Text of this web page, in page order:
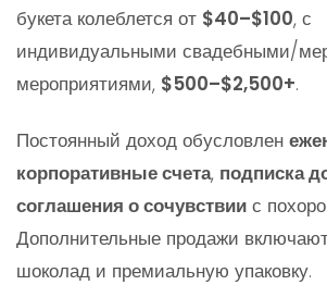
букета колеблется от $40–$100, с
индивидуальными свадебными/
мероприятиями, $500–$2,500+.
Постоянный доход обусловлен
корпоративные счета, подписка
соглашения о сочувствии с
Дополнительные продажи
шоколад и премиальную упаковку.